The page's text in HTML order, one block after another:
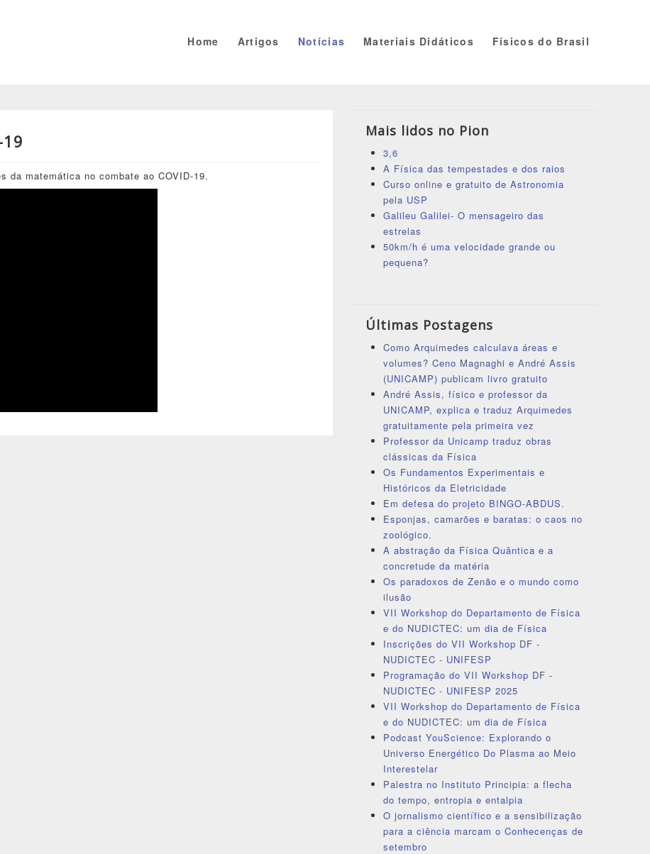
Home Artigos Notícias Materiais Didáticos Físicos do Brasil
da matemática no combate ao COVID-19.
Mais lidos no Pion
3,6
A Física das tempestades e dos raios
Curso online e gratuito de Astronomia
pela USP
Galileu Galilei- O mensageiro das
estrelas
50km/h é uma velocidade grande ou
pequena?
Últimas Postagens
Como Arquimedes calculava áreas e
volumes? Ceno Magnaghi e André Assis
(UNICAMP) publicam livro gratuito
André Assis, físico e professor da
UNICAMP, explica e traduz Arquimedes
gratuitamente pela primeira vez
Professor da Unicamp traduz obras
clássicas da Física
Os Fundamentos Experimentais e
Históricos da Eletricidade
Em defesa do projeto BINGO-ABDUS.
Esponjas, camarões e baratas: o caos no
zoológico.
A abstração da Física Quântica e a
concretude da matéria
Os paradoxos de Zenão e o mundo como
ilusão
VII Workshop do Departamento de Física
e do NUDICTEC: um dia de Física
Inscrições do VII Workshop DF -
NUDICTEC - UNIFESP
Programação do VII Workshop DF -
NUDICTEC - UNIFESP 2025
VII Workshop do Departamento de Física
e do NUDICTEC: um dia de Física
Podcast YouScience: Explorando o
Universo Energético Do Plasma ao Meio
Interestelar
Palestra no Instituto Principia: a flecha
do tempo, entropia e entalpia
O jornalismo científico e a sensibilização
para a ciência marcam o Conhecenças de
setembro